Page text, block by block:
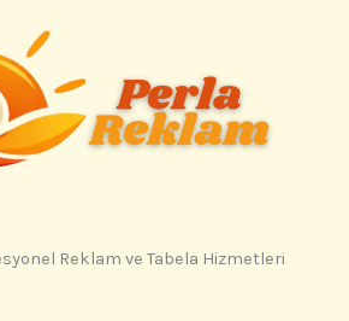
Reklam ve Tabela Hizmetleri